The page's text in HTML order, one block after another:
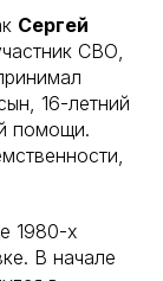
Сергей
СВО,
16-летний
помощи.
1980-х
В начале